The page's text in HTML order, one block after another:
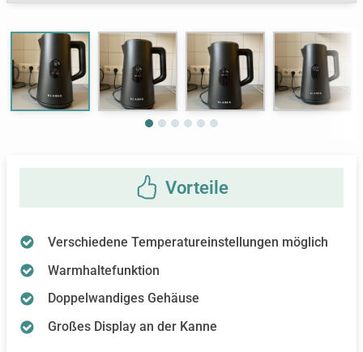
Next
Verschiedene Temperatureinstellungen möglich
Warmhaltefunktion
Doppelwandiges Gehäuse
Großes Display an der Kanne